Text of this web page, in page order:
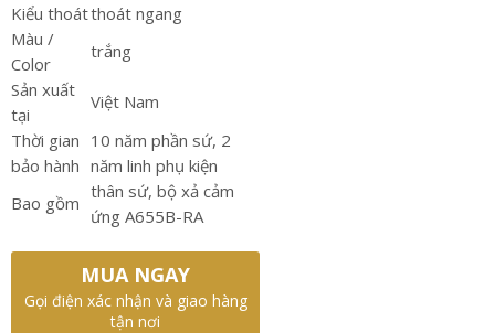
Kiểu thoátthoát ngang
Màu /
Color
trắng
Sản xuất
tại
Việt Nam
Thời gian
bảo hành
10 năm phần sứ, 2
năm linh phụ kiện
Bao gồm
thân sứ, bộ xả cảm
ứng A655B-RA
MUA NGAY
Gọi điện xác nhận và giao hàng
tận nơi